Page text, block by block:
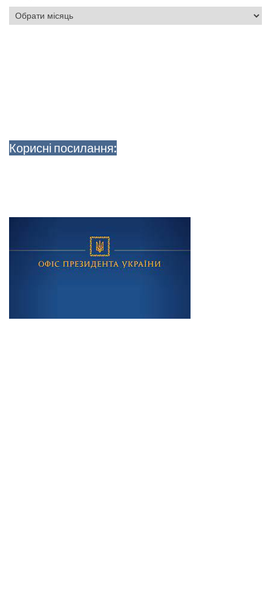
Архіви
Корисні посилання: